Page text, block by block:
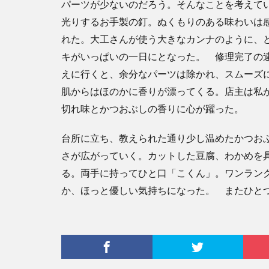
パーツが少ないのだろう。そんなことを考え
光りするお手製の釘。ぬくもりのある味わい
れた。大工さんが使う大きなカンナのように
キがいっぱいの一日にとなった。 修理完了の
えに行くと、余分なパーツは除かれ、スムー
肌からはほのかに香りが漂ってくる。店主は
切れ味とかつおぶしの香りに心が躍った。
台所に立ち、教えられた通り少し温めたかつ
さが広がっていく。カットした豆腐、わかめ
る。両手に持ってひと口「こくん」。ワンラ
か、ほっと優しい気持ちになった。 またひと